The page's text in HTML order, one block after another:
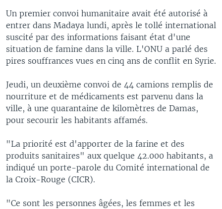
Un premier convoi humanitaire avait été autorisé à
entrer dans Madaya lundi, après le tollé international
suscité par des informations faisant état d'une
situation de famine dans la ville. L'ONU a parlé des
pires souffrances vues en cinq ans de conflit en Syrie.
Jeudi, un deuxième convoi de 44 camions remplis de
nourriture et de médicaments est parvenu dans la
ville, à une quarantaine de kilomètres de Damas,
pour secourir les habitants affamés.
"La priorité est d'apporter de la farine et des
produits sanitaires" aux quelque 42.000 habitants, a
indiqué un porte-parole du Comité international de
la Croix-Rouge (CICR).
"Ce sont les personnes âgées, les femmes et les